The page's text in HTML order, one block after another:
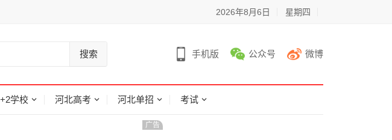
2026年8月6日 星期四
搜索 手机版 公众号 微博
学校 河北高考 河北单招 考试
广告